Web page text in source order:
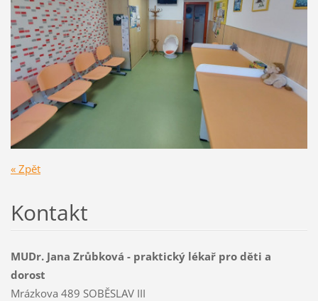
« Zpět
Kontakt
MUDr. Jana Zrůbková - praktický lékař pro děti a
dorost
Mrázkova 489 SOBĚSLAV III